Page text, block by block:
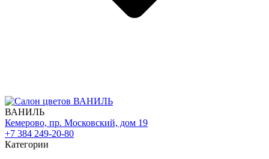
ВАНИЛЬ
Кемерово, пр. Московский, дом 19
+7 384 249-20-80
Категории